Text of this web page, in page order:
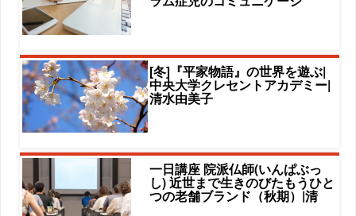
[冬]『平家物語』の世界を遊ぶ|
中央大学クレセントアカデミー|
清水由美子
一日講座 院派仏師(いんぱぶっ
し) 近世まで生きのびたもうひと
つの老舗ブランド（秋期）|清